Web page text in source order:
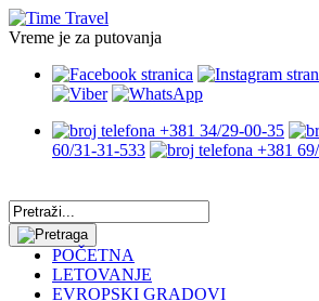
Vreme je za putovanja
+381 34/29-00-35
60/31-31-533
+381
POČETNA
LETOVANJE
EVROPSKI GRADOVI